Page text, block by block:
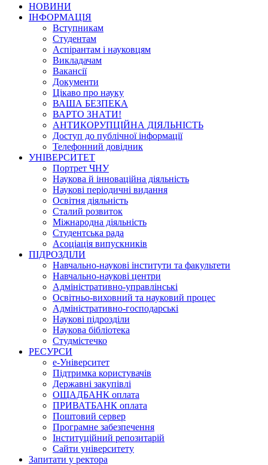
НОВИНИ
ІНФОРМАЦІЯ
Вступникам
Студентам
Аспірантам і науковцям
Викладачам
Вакансії
Документи
Цікаво про науку
ВАША БЕЗПЕКА
ВАРТО ЗНАТИ!
АНТИКОРУПЦІЙНА ДІЯЛЬНІСТЬ
Доступ до публічної інформації
Телефонний довідник
УНІВЕРСИТЕТ
Портрет ЧНУ
Наукова й інноваційна діяльність
Наукові періодичні видання
Освітня діяльність
Сталий розвиток
Міжнародна діяльність
Студентська рада
Асоціація випускників
ПІДРОЗДІЛИ
Навчально-наукові інститути та факультети
Навчально-наукові центри
Адміністративно-управлінські
Освітньо-виховний та науковий процес
Адміністративно-господарські
Наукові підрозділи
Наукова бібліотека
Студмістечко
РЕСУРСИ
е-Університет
Підтримка користувачів
Державні закупівлі
ОЩАДБАНК оплата
ПРИВАТБАНК оплата
Поштовий сервер
Програмне забезпечення
Інституційний репозитарій
Сайти університету
Запитати у ректора